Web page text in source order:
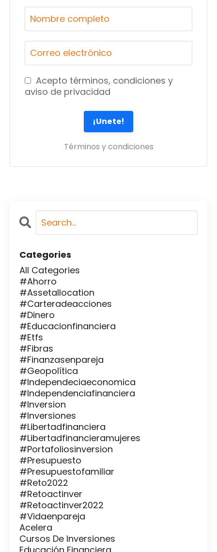
Acepto términos, condiciones y
aviso de privacidad
Términos y condiciones
Categories
All Categories
#ahorro
#assetallocation
#carteradeacciones
#dinero
#educacionfinanciera
#etfs
#fibras
#finanzasenpareja
#geopolítica
#independeciaeconomica
#independenciafinanciera
#inversion
#inversiones
#libertadfinanciera
#libertadfinancieramujeres
#portafoliosinversion
#presupuesto
#presupuestofamiliar
#reto2022
#retoactinver
#retoactinver2022
#vidaenpareja
Acelera
Cursos De Inversiones